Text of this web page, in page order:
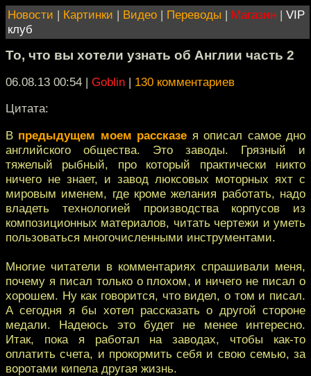
Новости | Картинки | Видео | Переводы | Магазин | VIP
клуб
То, что вы хотели узнать об Англии часть 2
06.08.13 00:54 | Goblin | 130 комментариев
Цитата:
В предыдущем моем рассказе я описал самое дно
английского общества. Это заводы. Грязный и
тяжелый рыбный, про который практически никто
ничего не знает, и завод люксовых моторных яхт с
мировым именем, где кроме желания работать, надо
владеть технологией производства корпусов из
композиционных материалов, читать чертежи и уметь
пользоваться многочисленными инструментами.
Многие читатели в комментариях спрашивали меня,
почему я писал только о плохом, и ничего не писал о
хорошем. Ну как говорится, что видел, о том и писал.
А сегодня я бы хотел рассказать о другой стороне
медали. Надеюсь это будет не менее интересно.
Итак, пока я работал на заводах, чтобы как-то
оплатить счета, и прокормить себя и свою семью, за
воротами кипела другая жизнь.